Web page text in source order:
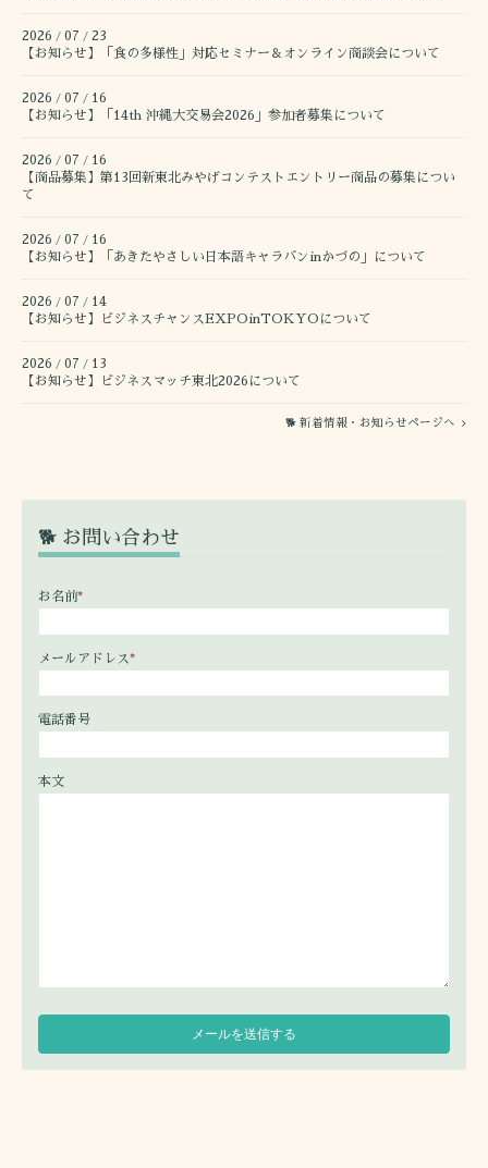
2026 / 07 / 23
【お知らせ】「食の多様性」対応セミナー＆オンライン商談会について
2026 / 07 / 16
【お知らせ】「14th 沖縄大交易会2026」参加者募集について
2026 / 07 / 16
【商品募集】第13回新東北みやげコンテストエントリー商品の募集につい
て
2026 / 07 / 16
【お知らせ】「あきたやさしい日本語キャラバンinかづの」について
2026 / 07 / 14
【お知らせ】ビジネスチャンスEXPOinTOKYOについて
2026 / 07 / 13
【お知らせ】ビジネスマッチ東北2026について
🐕 新着情報・お知らせページへ
🐕 お問い合わせ
お名前*
メールアドレス*
電話番号
本文